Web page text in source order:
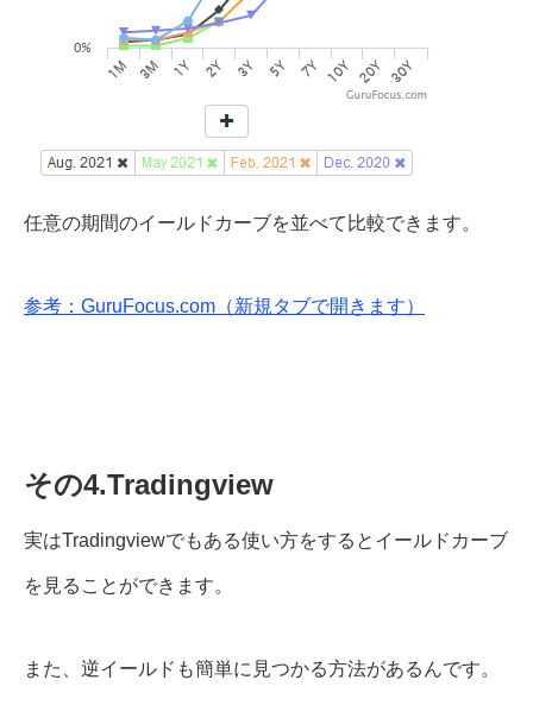
任意の期間のイールドカーブを並べて比較できます。
参考：GuruFocus.com（新規タブで開きます）
その4.Tradingview
実はTradingviewでもある使い方をするとイールドカーブ
を見ることができます。
また、逆イールドも簡単に見つかる方法があるんです。